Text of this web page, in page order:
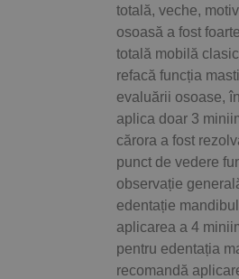
totală, veche,
osoasă a fost
totală mobilă
refacă funcția
evaluării osoase,
aplica doar 3
cărora a fost
punct de vedere
observație
edentație
aplicarea a 4
pentru edentația
recomandă